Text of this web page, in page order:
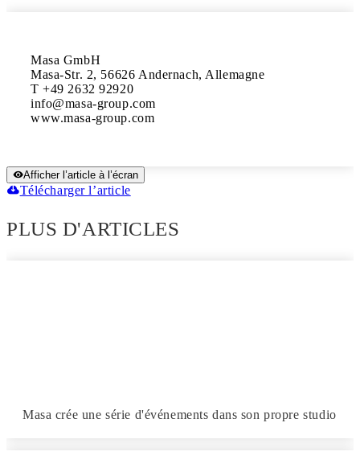
Masa GmbH
Masa-Str. 2, 56626 Andernach, Allemagne
T +49 2632 92920
info@masa-group.com
www.masa-group.com
Afficher l’article à l’écran
Télécharger l’article
PLUS D'ARTICLES
Masa crée une série d'événements dans son propre studio